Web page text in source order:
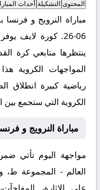
المحتوى التشكيلة أحداث
06-26. كورة لايف
ينتظرها متابعي كرة
المواجهات الكروية
رياضية كبيرة انطلاق
الكروية التي ستجمع بين
مباراة النرويج و
مواجهة اليوم تأتي
العالم - المجموعة ط،